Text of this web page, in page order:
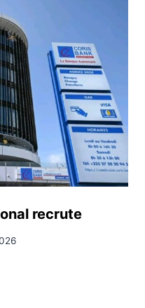
recrute